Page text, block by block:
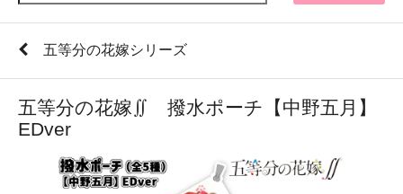
五等分の花嫁シリーズ
五等分の花嫁∬ 撥水ポーチ【中野五月】
EDver